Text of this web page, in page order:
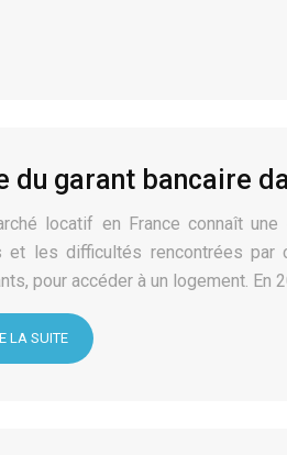
du garant bancaire
locatif en France connaît
et les difficultés rencontrées
pour accéder à un logement. En
LA SUITE